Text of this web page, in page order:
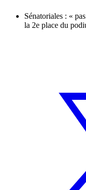
Sénatoriales : «
la 2e place du